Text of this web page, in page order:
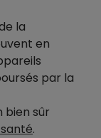
la
en
par la
bien sûr
.